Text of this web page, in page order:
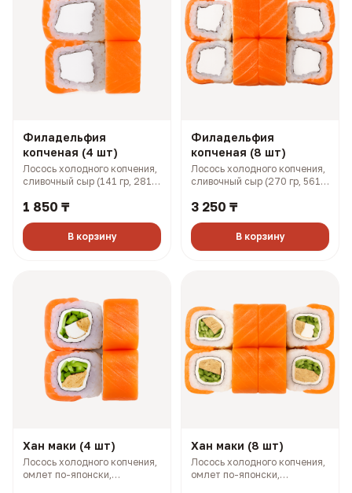
Филадельфия
копченая (4 шт)
Лосось холодного копчения,
сливочный сыр (141 гр, 281
1 850 ₸
В корзину
Филадельфия
копченая (8 шт)
Лосось холодного копчения,
сливочный сыр (270 гр, 561
3 250 ₸
В корзину
Хан маки (4 шт)
Лосось холодного копчения,
омлет по-японски,
Хан маки (8 шт)
Лосось холодного копчения,
омлет по-японски,